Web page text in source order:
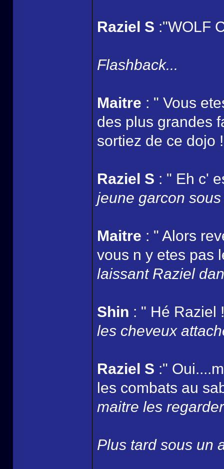
Raziel S :"WOLF
Flashback...
Maitre : " Vous
des plus grandes
sortiez de ce dojo
Raziel S : " Eh c'
jeune garcon
Maitre : " Alors
vous n y etes pas
laissant Raziel
Shin : " Hé Raziel
les cheveux
Raziel S :"
les combats au
maitre les
Plus tard sous un